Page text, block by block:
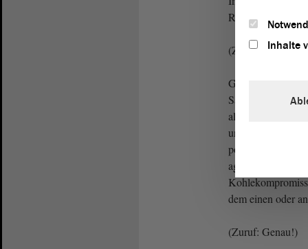
Recycling
(Zustimmung)
Genau dies würde
Sachsen-Anhalt
allerdings an
und der Industrie
politischer
agieren kann wie
dem einen oder
(Zuruf: Genau!)
Inhalte